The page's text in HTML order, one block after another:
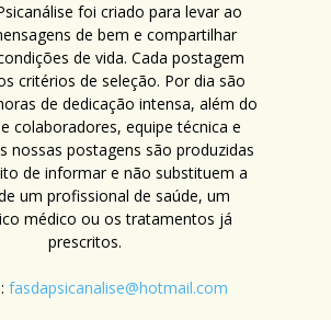
foi criado para levar ao
de bem e compartilhar
de vida. Cada postagem
critérios de seleção. Por dia são
de dedicação intensa, além do
colaboradores, equipe técnica e
nossas postagens são produzidas
de informar e não substituem a
um profissional de saúde, um
médico ou os tratamentos já
prescritos.
fasdapsicanalise@hotmail.com